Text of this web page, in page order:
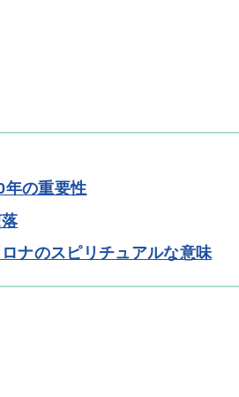
年の重要性
ナのスピリチュアルな意味